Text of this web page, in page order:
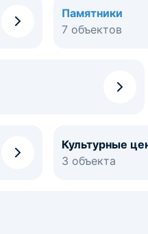
Памятники
7 объектов
Культурные
3 объекта